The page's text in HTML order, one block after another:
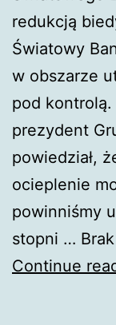
redukcją
Światowy
w obszarze
pod
prezydent
powiedział,
ocieplenie
powinniśmy
stopni …
Continue